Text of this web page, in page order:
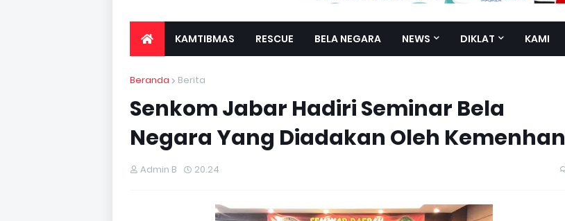
KAMTIBMAS RESCUE BELA NEGARA NEWS DIKLAT KAMI
Beranda Berita
Senkom Jabar Hadiri Seminar Bela
Negara Yang Diadakan Oleh Kemenhan
Admin B 20.24